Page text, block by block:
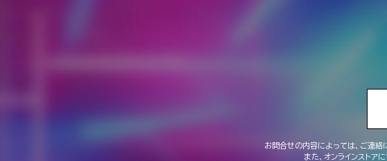
お問合せの内容によっては、ご連
また、オンラインストア